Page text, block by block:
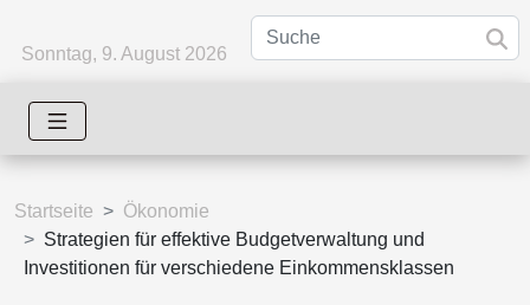
Sonntag, 9. August 2026
Startseite
Ökonomie
Strategien für effektive Budgetverwaltung und
Investitionen für verschiedene Einkommensklassen